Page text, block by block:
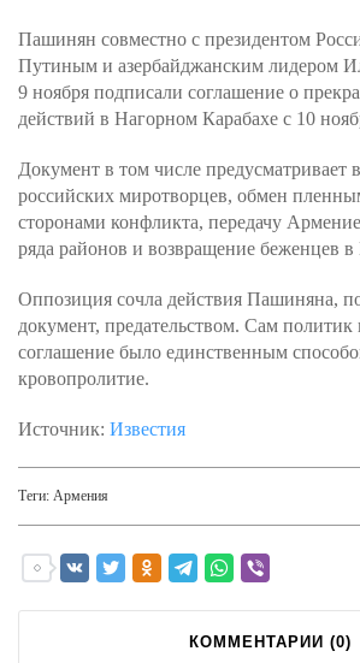
Пашинян совместно с президентом
Путиным и азербайджанским лидером
9 ноября подписали соглашение о
действий в Нагорном Карабахе с 10
Документ в том числе предусматривает
российских миротворцев, обмен
сторонами конфликта, передачу
ряда районов и возвращение беженцев в
Оппозиция сочла действия Пашиняна,
документ, предательством. Сам политик
соглашение было единственным
кровопролитие.
Источник: Известия
Теги: Армения
КОММЕНТАРИИ (0)